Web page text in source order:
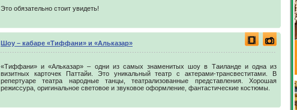
Это обязательно стоит увидеть!
Шоу – кабаре «Тиффани» и «Альказар»
«Тиффани» и «Альказар» – одни из самых знаменитых шоу в Таиланде и одна из
визитных карточек Паттайи. Это уникальный театр с актерами-трансвеститами. В
репертуаре театра народные танцы, театрализованные представления. Хорошая
режиссура, оригинальное световое и звуковое оформление, фантастические костюмы.